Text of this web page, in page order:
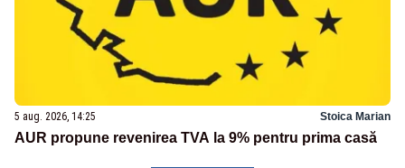
5 aug. 2026, 14:25 Stoica Marian
AUR propune revenirea TVA la 9% pentru prima casă